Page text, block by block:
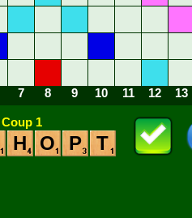
7 8 9 10 11 12 13
Coup 1
H O P T